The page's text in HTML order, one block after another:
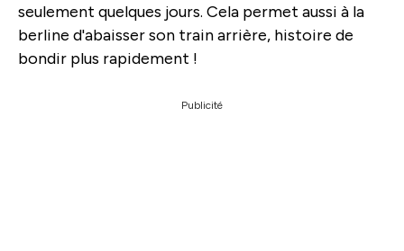
seulement quelques jours. Cela permet aussi à la
berline d'abaisser son train arrière, histoire de
bondir plus rapidement !
Publicité